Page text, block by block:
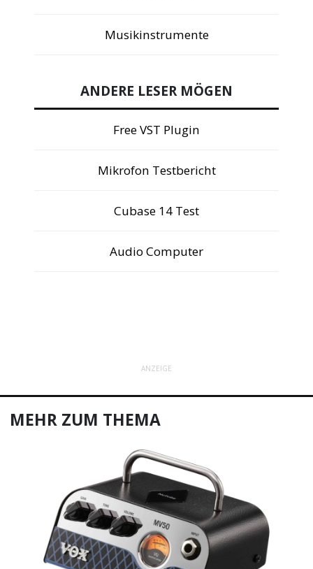
Musikinstrumente
ANDERE LESER MÖGEN
Free VST Plugin
Mikrofon Testbericht
Cubase 14 Test
Audio Computer
ANZEIGE
MEHR ZUM THEMA